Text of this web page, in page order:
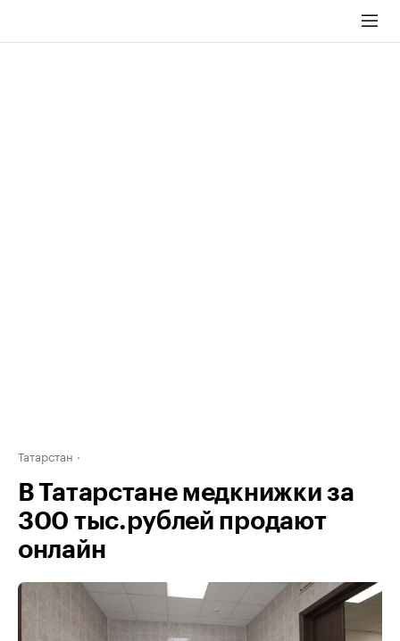
Татарстан
В Татарстане медкнижки за
300 тыс.рублей продают
онлайн